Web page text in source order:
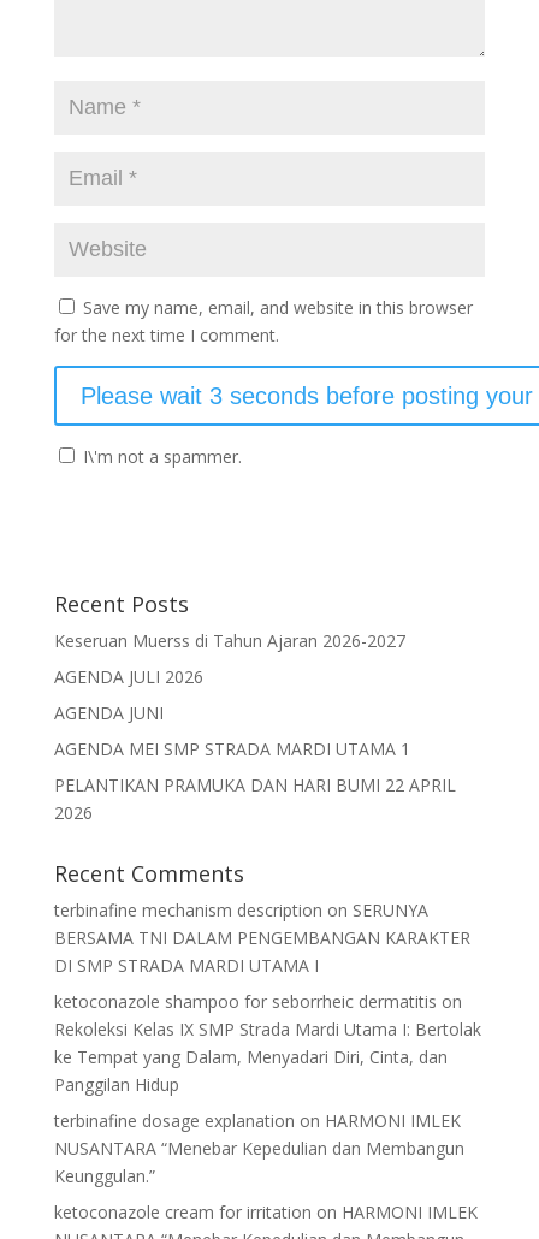
Save my name, email, and website in this browser
for the next time I comment.
I\'m not a spammer.
Recent Posts
Keseruan Muerss di Tahun Ajaran 2026-2027
AGENDA JULI 2026
AGENDA JUNI
AGENDA MEI SMP STRADA MARDI UTAMA 1
PELANTIKAN PRAMUKA DAN HARI BUMI 22 APRIL
2026
Recent Comments
terbinafine mechanism description on SERUNYA
BERSAMA TNI DALAM PENGEMBANGAN KARAKTER
DI SMP STRADA MARDI UTAMA I
ketoconazole shampoo for seborrheic dermatitis on
Rekoleksi Kelas IX SMP Strada Mardi Utama I: Bertolak
ke Tempat yang Dalam, Menyadari Diri, Cinta, dan
Panggilan Hidup
terbinafine dosage explanation on HARMONI IMLEK
NUSANTARA “Menebar Kepedulian dan Membangun
Keunggulan.”
ketoconazole cream for irritation on HARMONI IMLEK